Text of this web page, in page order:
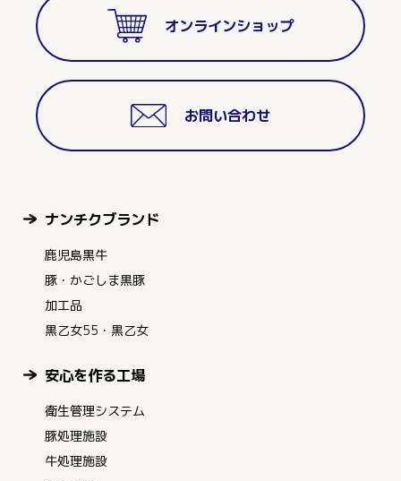
オンラインショップ
お問い合わせ
ナンチクブランド
鹿児島黒牛
豚・かごしま黒豚
加工品
黒乙女55・黒乙女
安心を作る工場
衛生管理システム
豚処理施設
牛処理施設